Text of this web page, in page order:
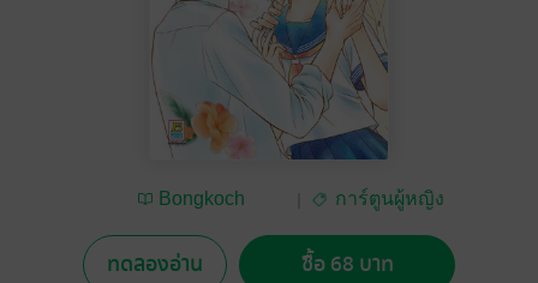
Bongkoch
การ์ตูนผู้หญิง
ทดลองอ่าน ซื้อ 68 บาท